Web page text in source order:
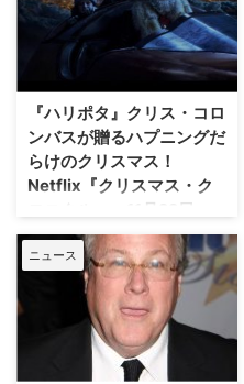
要キャスト3人が決定したことが
明らかとなった。 『ホーム・ア
ローン』は、クリスマス休暇でパ
リへ旅立った家族に置いていかれ
た少年ケビンが、留守だと勘違い
して忍び込んできた間抜…
『ハリポタ』クリス・コロ
ンバスが贈るハプニングだ
らけのクリスマス！
Netflix『クリスマス・ク
ロニクル』、11月22日
（木）配信開始！
『ホーム・アローン』『ナイト・
ミュージ アム』『ハリー・ポッ
ター』シリーズなど、数々の伝説
的な大ヒット作品を世に送り出し
てきた、クリス・コロンバスがプ
ロデューサーを務めるNetflixオリ
ニュース